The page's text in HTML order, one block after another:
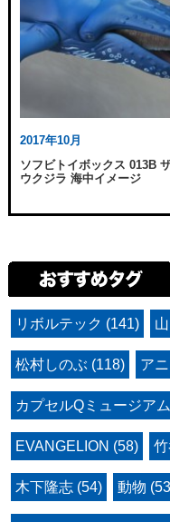
2017年10月
ソフビトイボックス 013B
ウクジラ 海中イメージ
リボルテック (141)
松村しのぶ (118) ア
カプセルQミュージア
EVANGELION (58)
木下隆志 (54) 動物